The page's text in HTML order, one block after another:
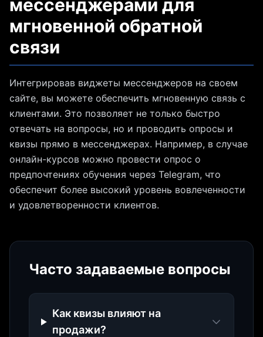
мессенджерами для
мгновенной обратной
связи
Интегрировав виджеты мессенджеров на своем
сайте, вы можете обеспечить мгновенную связь с
клиентами. Это позволяет не только быстро
отвечать на вопросы, но и проводить опросы и
квизы прямо в мессенджерах. Например, в случае
онлайн-курсов можно провести опрос о
предпочтениях обучения через Telegram, что
обеспечит более высокий уровень вовлеченности
и удовлетворенности клиентов.
Часто задаваемые вопросы
Как квизы влияют на
продажи?